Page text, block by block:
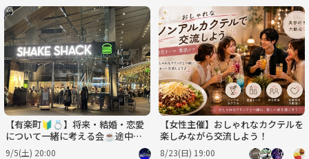
【有楽町🔰💍】将来・結婚・恋愛
について一緒に考える会☕️途中参
加可♪20代〜40代✨
9/5(土) 20:00
【女性主催】おしゃれなカクテルを
楽しみながら交流しよう！
8/23(日) 19:00